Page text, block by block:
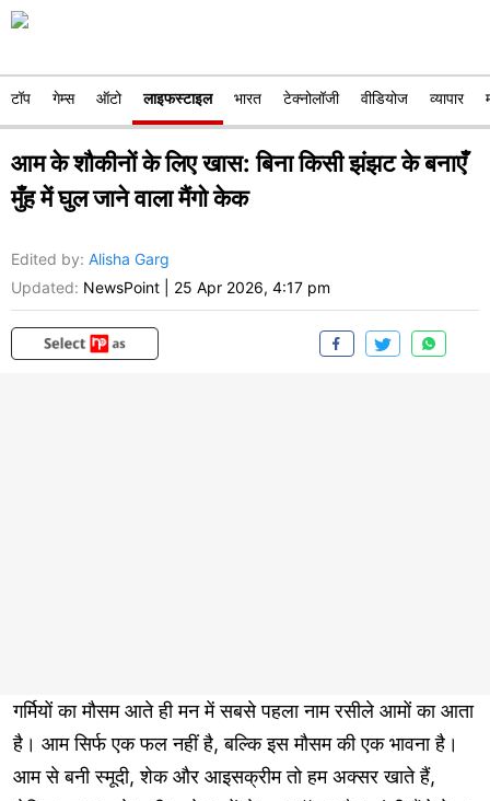
टॉप गेम्स ऑटो लाइफस्टाइल भारत टेक्नोलॉजी वीडियोज व्यापार
आम के शौकीनों के लिए खास: बिना किसी झंझट के बनाएँ
मुँह में घुल जाने वाला मैंगो केक
Edited by: Alisha Garg
Updated: NewsPoint 25 Apr 2026, 4:17 pm
गर्मियों का मौसम आते ही मन में सबसे पहला नाम रसीले आमों का आता
है। आम सिर्फ एक फल नहीं है, बल्कि इस मौसम की एक भावना है।
आम से बनी स्मूदी, शेक और आइसक्रीम तो हम अक्सर खाते हैं,